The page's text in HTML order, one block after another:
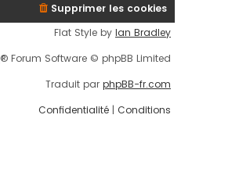
Supprimer les cookies
Flat Style by Ian Bradley
® Forum Software © phpBB Limited
Traduit par phpBB-fr.com
Confidentialité | Conditions